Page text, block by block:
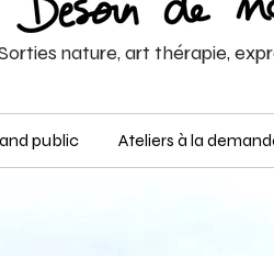
nature, art thérapie,
public Ateliers à la